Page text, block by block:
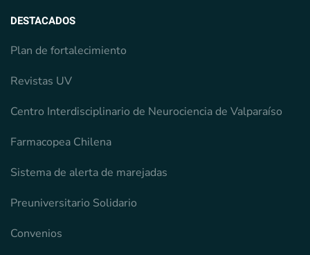
DESTACADOS
Plan de fortalecimiento
Revistas UV
Centro Interdisciplinario de Neurociencia de Valparaíso
Farmacopea Chilena
Sistema de alerta de marejadas
Preuniversitario Solidario
Convenios